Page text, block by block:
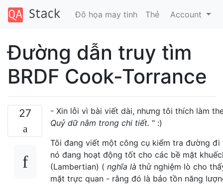
Đô họa may tinh Thẻ Account
Đường dẫn truy tìm
BRDF Cook-Torrance
27
- Xin lỗi vì bài viết dài, nhưng tôi thích làm
Quỷ dữ nằm trong chi tiết. " :)
Tôi đang viết một công cụ kiểm tra đường
nó đang hoạt động tốt cho các bề mặt
(Lambertian) ( nghĩa là thử nghiệm lò cho
mặt trực quan - rằng đó là bảo tồn năng